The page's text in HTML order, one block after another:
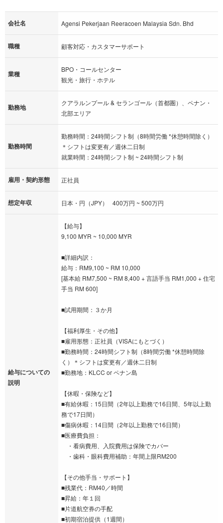
会社名 Agensi Pekerjaan Reeracoen Malaysia Sdn. Bhd
職種 顧客対応・カスタマーサポート
業種
BPO・コールセンター
観光・旅行・ホテル
勤務地
クアラルンプール & セランゴール（首都圏）、ペナン・
北部エリア
勤務時間
勤務時間：24時間シフト制（8時間労働 *休憩時間除く）
＊シフトは変更有／週休二日制
就業時間：24時間シフト制 ~ 24時間シフト制
雇用・契約形態 正社員
想定年収 日本・円（JPY） 400万円 ~ 500万円
給与についての
説明
【給与】
9,100 MYR ~ 10,000 MYR
■詳細内訳：
給与：RM9,100 ~ RM 10,000
[基本給 RM7,500 ~ RM 8,400 + 言語手当 RM1,000 + 住宅
手当 RM 600]
■試用期間：３か月
【福利厚生・その他】
■雇用形態：正社員（VISAにもとづく）
■勤務時間：24時間シフト制（8時間労働 *休憩時間除
く）＊シフトは変更有／週休二日制
■勤務地：KLCC or ペナン島
【休暇・保険など】
■有給休暇：15日間（2年以上勤務で16日間、5年以上勤
務で17日間）
■傷病休暇：14日間（2年以上勤務で16日間）
■医療費負担：
・看病費用、入院費用は保険でカバー
・歯科・眼科費用補助：年間上限RM200
【その他手当・サポート】
■残業代：RM40／時間
■昇給：年１回
■片道航空券の手配
■初期宿泊提供（1週間）